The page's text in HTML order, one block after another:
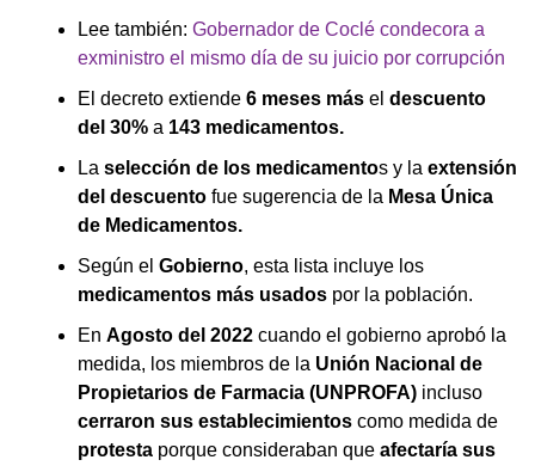
Lee también: Gobernador de Coclé condecora a
exministro el mismo día de su juicio por corrupción
El decreto extiende 6 meses más el descuento
del 30% a 143 medicamentos.
La selección de los medicamentos y la extensión
del descuento fue sugerencia de la Mesa Única
de Medicamentos.
Según el Gobierno, esta lista incluye los
medicamentos más usados por la población.
En Agosto del 2022 cuando el gobierno aprobó la
medida, los miembros de la Unión Nacional de
Propietarios de Farmacia (UNPROFA) incluso
cerraron sus establecimientos como medida de
protesta porque consideraban que afectaría sus